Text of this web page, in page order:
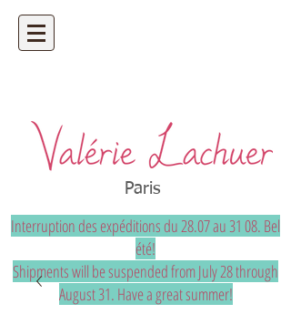
Artisan bijoutier - bijoux précieux et
uniques sur mesure
Paris
Interruption des expéditions du 28.07 au 31 08. Bel
été!
Shipments will be suspended from July 28 through
August 31. Have a great summer!